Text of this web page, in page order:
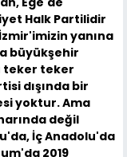
Halk Partilidir
İzmir'imizin yanına
büyükşehir
teker teker
dışında bir
yoktur. Ama
değil
İç Anadolu'da
2019